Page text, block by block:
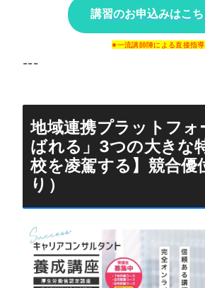
講習のお申込みはこち
※一流講師陣による直接指導
---
地域連携プラットフォ
ばれる」3つの大きな
校を凌駕する】競合優
り）